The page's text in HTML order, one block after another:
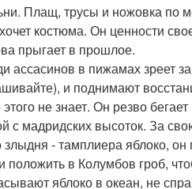
Плащ, трусы и ножовка по
костюма. Он ценности
прыгает в прошлое.
ассасинов в пижамах зреет
и поднимают
не знает. Он резво
с мадридских высоток. За
- тамплиера яблоко,
положить в Колумбов гроб,
яблоко в океан, не